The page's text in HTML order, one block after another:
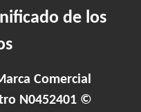
de los
Comercial
N0452401 ©